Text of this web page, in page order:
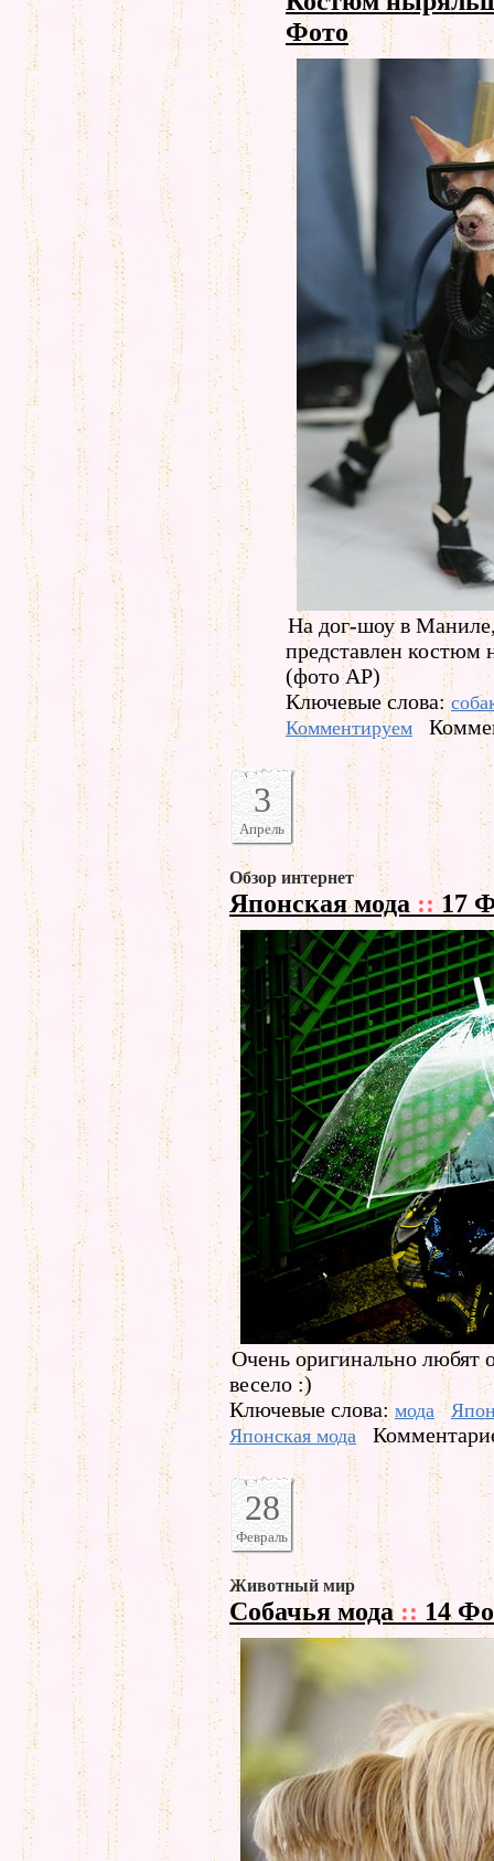
Фото
На дог-шоу в
представлен костюм
(фото АР)
Ключевые слова:
Комментируем
3
Апрель
Обзор интернет
Японская мода ::17
Очень оригинально любят
весело :)
Ключевые слова:мода
Японская мода
28
Февраль
Животный мир
Собачья мода :: 14